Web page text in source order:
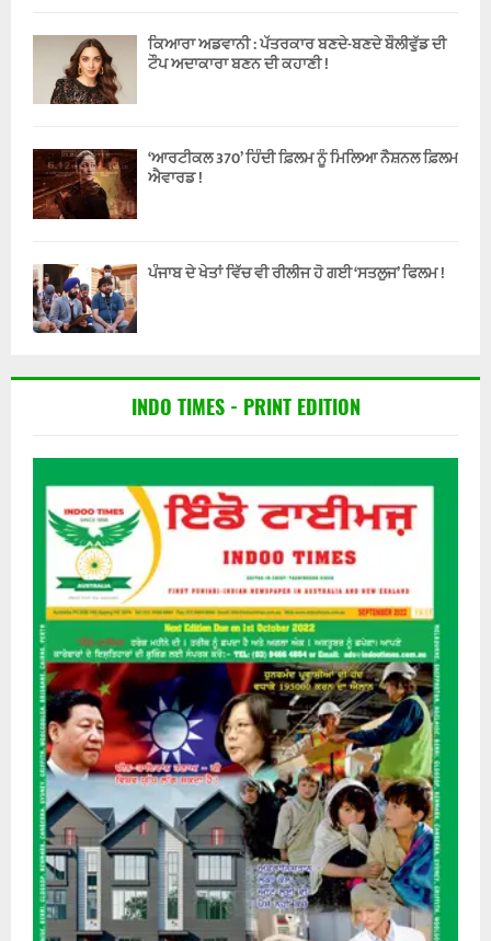
ਕਿਆਰਾ ਅਡਵਾਨੀ : ਪੱਤਰਕਾਰ ਬਣਦੇ-ਬਣਦੇ ਬੌਲੀਵੁੱਡ ਦੀ
ਟੌਪ ਅਦਾਕਾਰਾ ਬਣਨ ਦੀ ਕਹਾਣੀ !
‘ਆਰਟੀਕਲ 370’ ਹਿੰਦੀ ਫ਼ਿਲਮ ਨੂੰ ਮਿਲਿਆ ਨੈਸ਼ਨਲ ਫ਼ਿਲਮ
ਐਵਾਰਡ !
ਪੰਜਾਬ ਦੇ ਖੇਤਾਂ ਵਿੱਚ ਵੀ ਰੀਲੀਜ ਹੋ ਗਈ ‘ਸਤਲੁਜ’ ਫਿਲਮ !
INDO TIMES - PRINT EDITION